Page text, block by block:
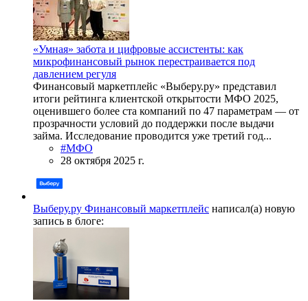
«Умная» забота и цифровые ассистенты: как
микрофинансовый рынок перестраивается под
давлением регуля
Финансовый маркетплейс «Выберу.ру» представил
итоги рейтинга клиентской открытости МФО 2025,
оценившего более ста компаний по 47 параметрам — от
прозрачности условий до поддержки после выдачи
займа. Исследование проводится уже третий год...
#МФО
28 октября 2025 г.
Выберу.ру Финансовый маркетплейс написал(а) новую
запись в блоге: